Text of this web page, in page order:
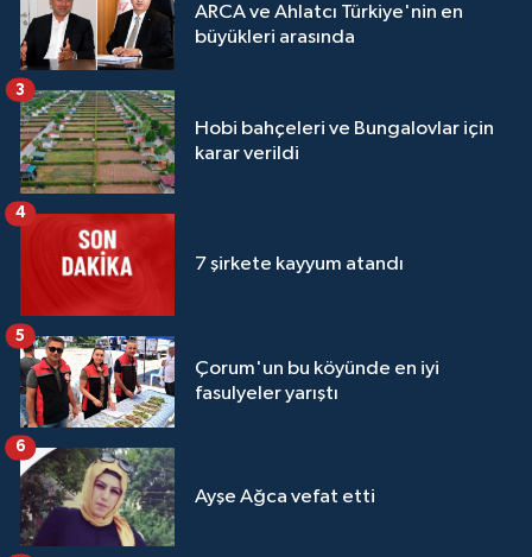
ARCA ve Ahlatcı Türkiye'nin en
büyükleri arasında
Hobi bahçeleri ve Bungalovlar için
karar verildi
3
7 şirkete kayyum atandı
4
Çorum'un bu köyünde en iyi
fasulyeler yarıştı
5
Ayşe Ağca vefat etti
6